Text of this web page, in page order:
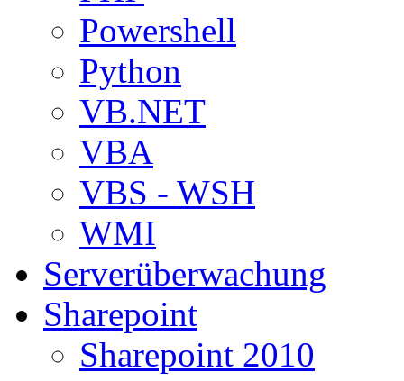
Powershell
Python
VB.NET
VBA
VBS - WSH
WMI
Serverüberwachung
Sharepoint
Sharepoint 2010